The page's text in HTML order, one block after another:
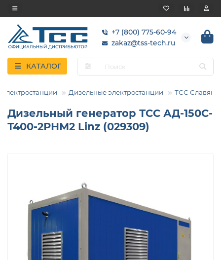
+7 (800) 775-60-94
zakaz@tss-tech.ru
КАТАЛОГ
Электростанции Дизельные электростанции ТСС
Дизельный генератор ТСС АД-150С-
Т400-2РНМ2 Linz (029309)